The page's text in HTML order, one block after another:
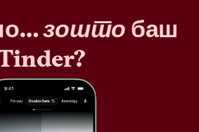
зошто баш